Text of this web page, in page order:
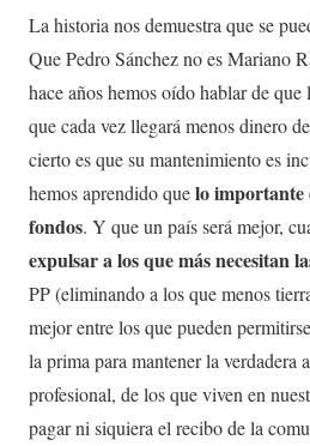
La historia nos demuestra que se
Que Pedro Sánchez no es Mariano
hace años hemos oído hablar de
que cada vez llegará menos dinero
cierto es que su mantenimiento es
hemos aprendido quelo importante
fondos. Y que un país será mejor,
expulsar a los que más necesitan
PP (eliminando a los que menos
mejor entre los que pueden
la prima para mantener la verdadera
profesional, de los que viven en
pagar ni siquiera el recibo de la